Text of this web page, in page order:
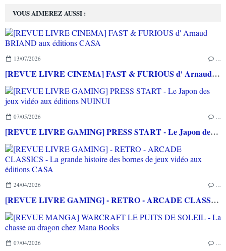
VOUS AIMEREZ AUSSI :
13/07/2026 …
[REVUE LIVRE CINEMA] FAST & FURIOUS d' Arnaud BRIAND aux éditions CASA
07/05/2026 …
[REVUE LIVRE GAMING] PRESS START - Le Japon des jeux vidéo aux éditions NUINUI
24/04/2026 …
[REVUE LIVRE GAMING] - RETRO - ARCADE CLASSICS - La grande histoire des bornes de jeux vidéo aux éditions CASA
07/04/2026 …